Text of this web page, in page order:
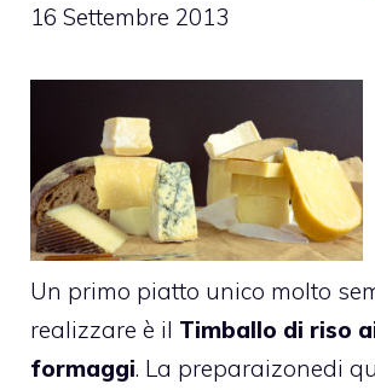
16 Settembre 2013
Un primo piatto unico molto
realizzare è il Timballo di riso
formaggi. La preparaizonedi